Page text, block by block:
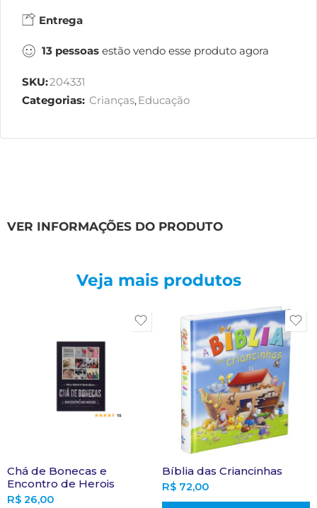
Entrega
13 pessoas estão vendo esse produto agora
SKU:204331
Categorias: Crianças,Educação
VER INFORMAÇÕES DO PRODUTO
Veja mais produtos
Chá de Bonecas e
Encontro de Herois
R$ 26,00
Bíblia das Criancinhas
R$ 72,00